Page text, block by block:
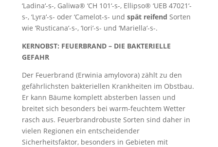
‘Ladina‘-s-, Galiwa® ‘CH 101‘-s-, Ellipso® ‘UEB 47021‘-
s-, ‘Lyra‘-s- oder ‘Camelot-s- und spät reifend Sorten
wie ‘Rusticana‘-s-, ‘Iori‘-s- und ‘Mariella‘-s-.
KERNOBST: FEUERBRAND – DIE BAKTERIELLE
GEFAHR
Der Feuerbrand (Erwinia amylovora) zählt zu den
gefährlichsten bakteriellen Krankheiten im Obstbau.
Er kann Bäume komplett absterben lassen und
breitet sich besonders bei warm-feuchtem Wetter
rasch aus. Feuerbrandrobuste Sorten sind daher in
vielen Regionen ein entscheidender
Sicherheitsfaktor, besonders in Gebieten mit